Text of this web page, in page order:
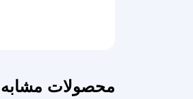
محصولات مشابه